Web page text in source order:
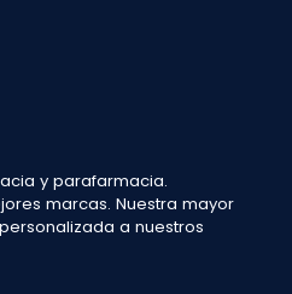
y parafarmacia.
marcas. Nuestra mayor
a nuestros